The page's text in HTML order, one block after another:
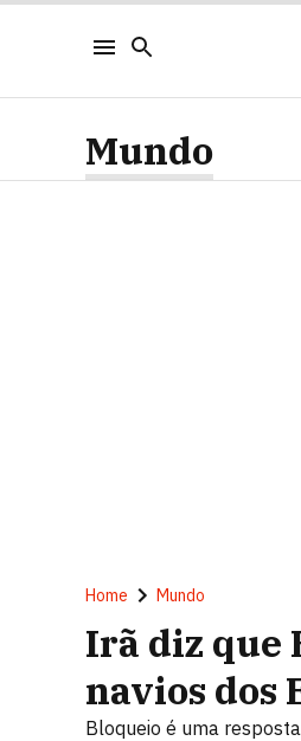
Mundo
Home Mundo
Irã diz que
navios dos
Bloqueio é uma